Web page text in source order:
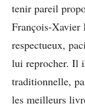
tenir pareil
François-Xavier
respectueux,
lui reprocher. Il
traditionnelle,
les meilleurs